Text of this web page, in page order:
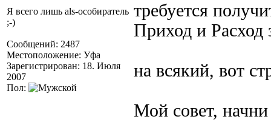
Я всего лишь als-особиратель
;-)
Сообщений: 2487
Местоположение: Уфа
Зарегистрирован: 18. Июля
2007
Пол:
требуется
Приход и Расход
на всякий, вот
Мой совет, начни